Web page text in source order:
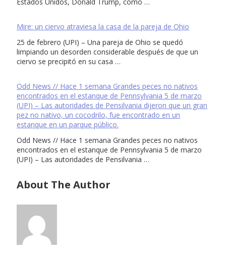
Mire: un ciervo atraviesa la casa de la pareja de Ohio
25 de febrero (UPI) – Una pareja de Ohio se quedó
limpiando un desorden considerable después de que un
ciervo se precipitó en su casa …
Odd News // Hace 1 semana Grandes peces no nativos
encontrados en el estanque de Pennsylvania 5 de marzo
(UPI) – Las autoridades de Pensilvania dijeron que un gran
pez no nativo, un cocodrilo, fue encontrado en un
estanque en un parque público.
Odd News // Hace 1 semana Grandes peces no nativos
encontrados en el estanque de Pennsylvania 5 de marzo
(UPI) – Las autoridades de Pensilvania …
About The Author